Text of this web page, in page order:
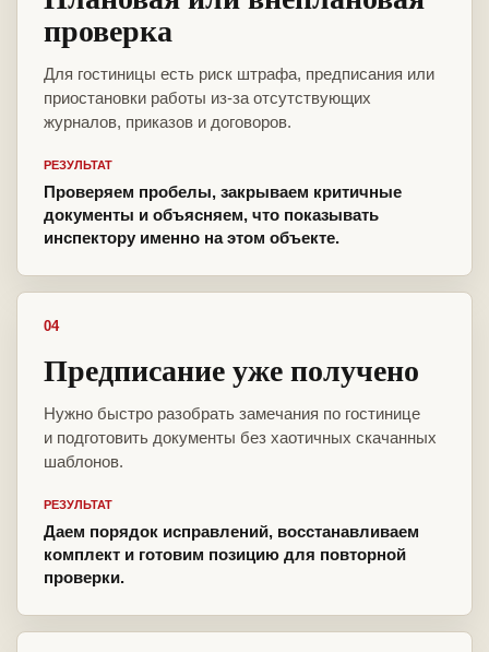
проверка
Для гостиницы есть риск штрафа, предписания или
приостановки работы из-за отсутствующих
журналов, приказов и договоров.
РЕЗУЛЬТАТ
Проверяем пробелы, закрываем критичные
документы и объясняем, что показывать
инспектору именно на этом объекте.
04
Предписание уже получено
Нужно быстро разобрать замечания по гостинице
и подготовить документы без хаотичных скачанных
шаблонов.
РЕЗУЛЬТАТ
Даем порядок исправлений, восстанавливаем
комплект и готовим позицию для повторной
проверки.